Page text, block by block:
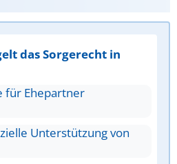
das Sorgerecht in
für Ehepartner
Unterstützung von